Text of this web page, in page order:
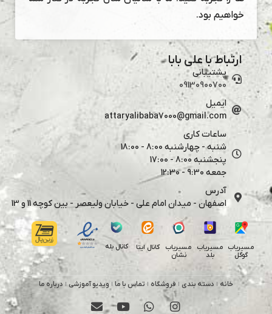
خواهیم بود.
ارتباط با علی بابا
پشتیبانی
09130900700
ایمیل
attaryalibaba7000@gmail.com
ساعات کاری
شنبه - چهارشنبه 8:00 - 18:00
پنجشنبه 8:00 - 17:00
جمعه 9:30 - 12:30
آدرس
اصفهان - میدان امام علی - خیابان ولیعصر - بین کوچه 11 و 13
مسیریاب
گوگل
مسیریاب
بلد
مسیریاب
نشان
کانال ایتا کانال بله
خانه دسته بندی فروشگاه تماس با ما ویدیو آموزشی درباره ما